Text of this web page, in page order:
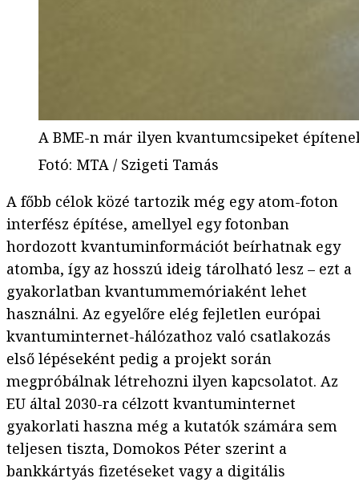
A BME-n már ilyen kvantumcsipeket
Fotó: MTA / Szigeti Tamás
A főbb célok közé tartozik még egy atom-foton
interfész építése, amellyel egy fotonban
hordozott kvantuminformációt beírhatnak egy
atomba, így az hosszú ideig tárolható lesz – ezt a
gyakorlatban kvantummemóriaként lehet
használni. Az egyelőre elég fejletlen európai
kvantuminternet-hálózathoz való csatlakozás
első lépéseként pedig a projekt során
megpróbálnak létrehozni ilyen kapcsolatot. Az
EU által 2030-ra célzott kvantuminternet
gyakorlati haszna még a kutatók számára sem
teljesen tiszta, Domokos Péter szerint a
bankkártyás fizetéseket vagy a digitális